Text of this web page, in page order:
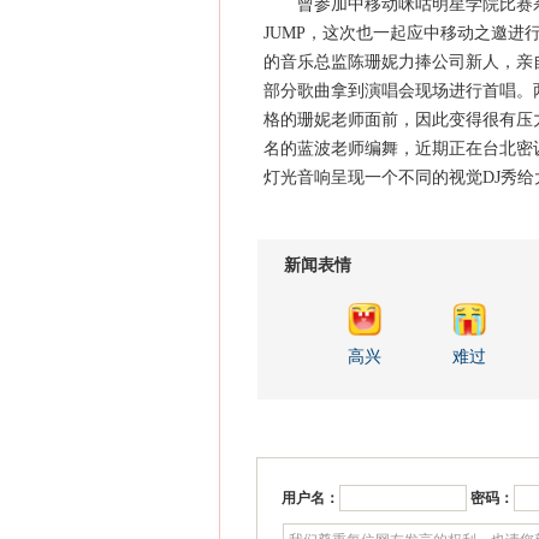
曾参加中移动咪咕明星学院比赛
JUMP，这次也一起应中移动之邀进
的音乐总监陈珊妮力捧公司新人，
部分歌曲拿到演唱会现场进行首唱
格的珊妮老师面前，因此变得很有
名的蓝波老师编舞，近期正在台北
灯光音响呈现一个不同的视觉DJ秀
新闻表情
高兴 难过
用户名： 密码：